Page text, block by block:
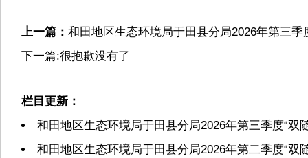
上一篇： 和田地区生态环境局于田县分局2026年第三
下一篇:很抱歉没有了
栏目更新：
和田地区生态环境局于田县分局2026年第三季度“双
和田地区生态环境局于田县分局2026年第二季度“双